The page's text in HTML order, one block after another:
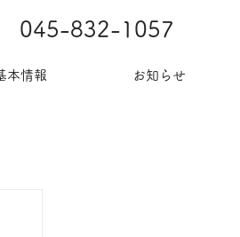
045-832-1057
本情報 お知らせ